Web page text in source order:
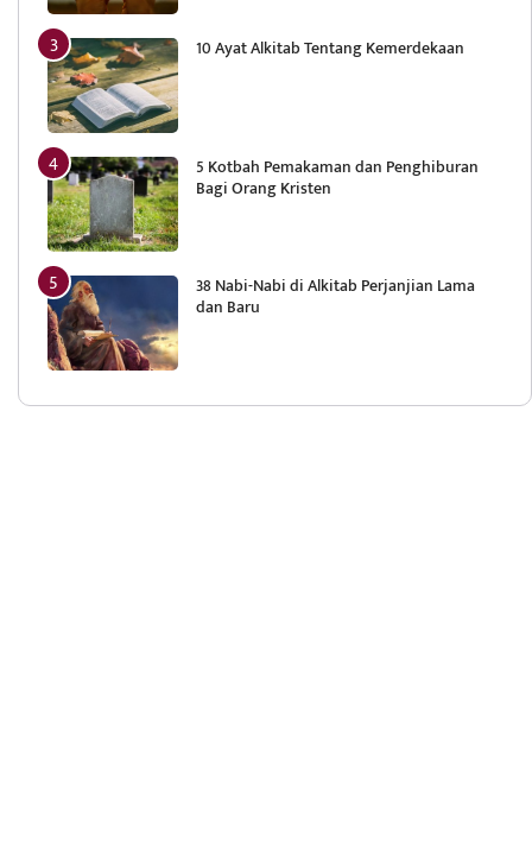
10 Ayat Alkitab Tentang Kemerdekaan
5 Kotbah Pemakaman dan Penghiburan
Bagi Orang Kristen
38 Nabi-Nabi di Alkitab Perjanjian Lama
dan Baru